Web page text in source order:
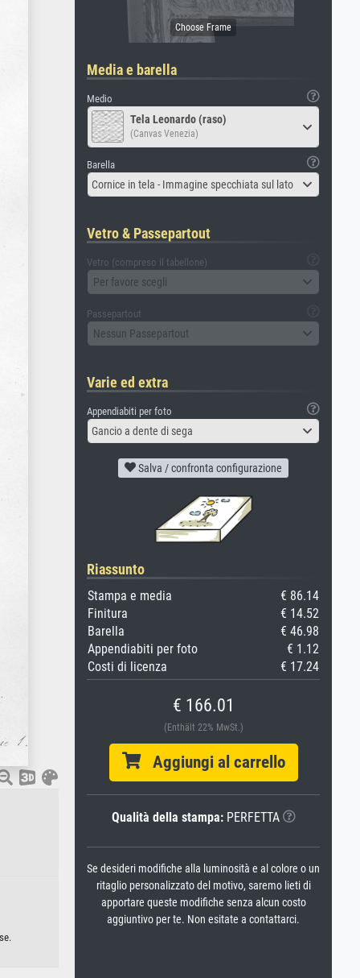
Media e barella
Medio
Tela Leonardo (raso)
(Canvas Venezia)
Barella
Cornice in tela - Immagine specchiata sul lato
Vetro & Passepartout
Vetro (compreso il tabellone)
Per favore scegli
Passepartout
Nessun Passepartout
Varie ed extra
Appendiabiti per foto
Gancio a dente di sega
Salva / confronta configurazione
Riassunto
Stampa e media
€ 86.14
Finitura
€ 14.52
Barella
€ 46.98
Appendiabiti per foto
€ 1.12
Costi di licenza
€ 17.24
€ 166.01
(Enthält 22% MwSt.)
Aggiungi al carrello
Qualità della stampa:PERFETTA
Se desideri modifiche alla luminosità e al colore o un
ritaglio personalizzato del motivo, saremo lieti di
apportare queste modifiche senza alcun costo
aggiuntivo per te. Non esitate a contattarci.